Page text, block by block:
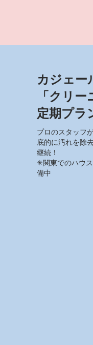
カジェー
「クリー
定期プラ
プロのスタッフ
底的に汚れを除
継続！
✳︎関東でのハウ
備中